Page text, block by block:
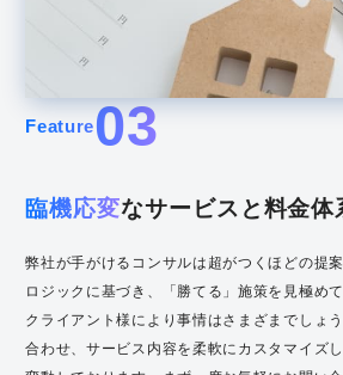
Feature03
臨機応変なサービスと料金体
弊社が手がけるコンサルは超がつくほどの提
ロジックに基づき、「勝てる」施策を見極め
クライアント様により事情はさまざまでしょ
合わせ、サービス内容を柔軟にカスタマイズ